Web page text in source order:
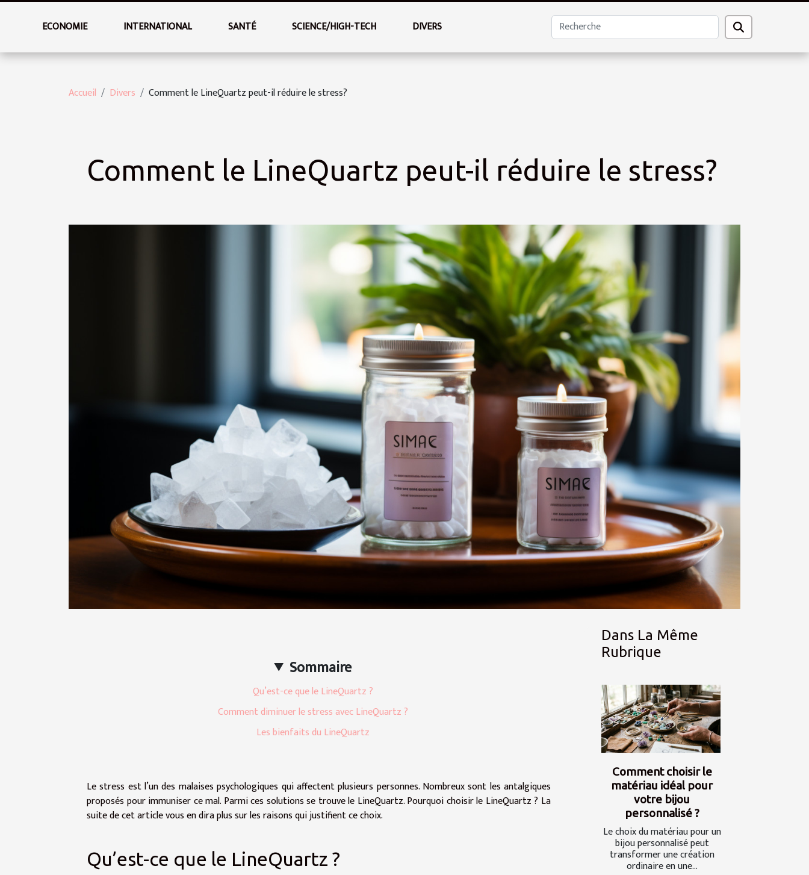
ECONOMIE INTERNATIONAL SANTÉ SCIENCE/HIGH-TECH DIVERS
Accueil Divers Comment le LineQuartz peut-il réduire le stress?
Comment le LineQuartz peut-il réduire le stress?
Sommaire
Qu’est-ce que le LineQuartz ?
Comment diminuer le stress avec LineQuartz ?
Les bienfaits du LineQuartz
Le stress est l’un des malaises psychologiques qui affectent plusieurs personnes. Nombreux sont les antalgiques
proposés pour immuniser ce mal. Parmi ces solutions se trouve le LineQuartz. Pourquoi choisir le LineQuartz ? La
suite de cet article vous en dira plus sur les raisons qui justifient ce choix.
Qu’est-ce que le LineQuartz ?
Dans La Même
Rubrique
Comment choisir le
matériau idéal pour
votre bijou
personnalisé ?
Le choix du matériau pour un
bijou personnalisé peut
transformer une création
ordinaire en une...